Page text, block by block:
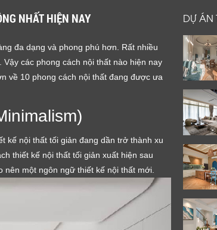
NHẤT HIỆN NAY
đa dạng và phong phú hơn. Rất nhiều
các phong cách nội thất nào hiện nay
về 10 phong cách nội thất đang được ưa
kế nội thất tối giản đang dần trở thành xu
thiết kế nội thất tối giản xuất hiện sau
một ngôn ngữ thiết kế nội thất mới.
DỰ ÁN